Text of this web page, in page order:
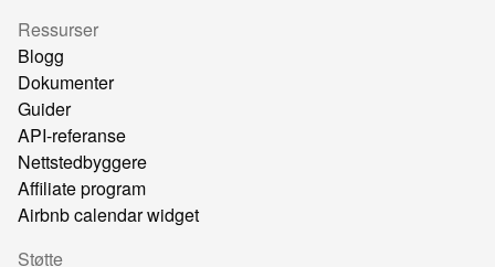
Ressurser
Blogg
Dokumenter
Guider
API-referanse
Nettstedbyggere
Affiliate program
Airbnb calendar widget
Støtte